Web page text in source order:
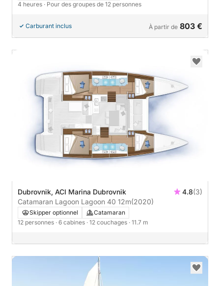
4 heures · Pour des groupes de 12 personnes
Carburant inclus À partir de 803 €
Dubrovnik, ACI Marina Dubrovnik 4.8(3)
Catamaran Lagoon Lagoon 40 12m(2020)
Skipper optionnel
Catamaran
12 personnes · 6 cabines · 12 couchages · 11.7 m